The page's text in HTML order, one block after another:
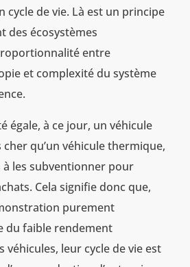
cycle de vie. Là est un principe
des écosystèmes
entre
et complexité du système
égale, à ce jour, un véhicule
qu’un véhicule thermique,
à les subventionner pour
Cela signifie donc que,
purement
du faible rendement
véhicules, leur cycle de vie est